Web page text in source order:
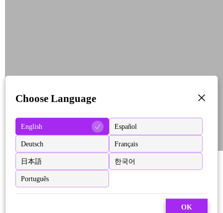
Choose Language
English Español
Deutsch Français
日本語 한국어
Português
OK